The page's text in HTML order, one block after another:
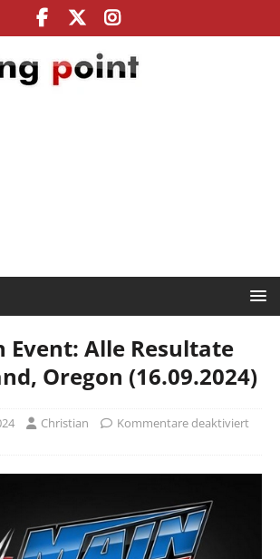
Event: Alle Resultate
Oregon (16.09.2024)
Christian Kommentare deaktiviert